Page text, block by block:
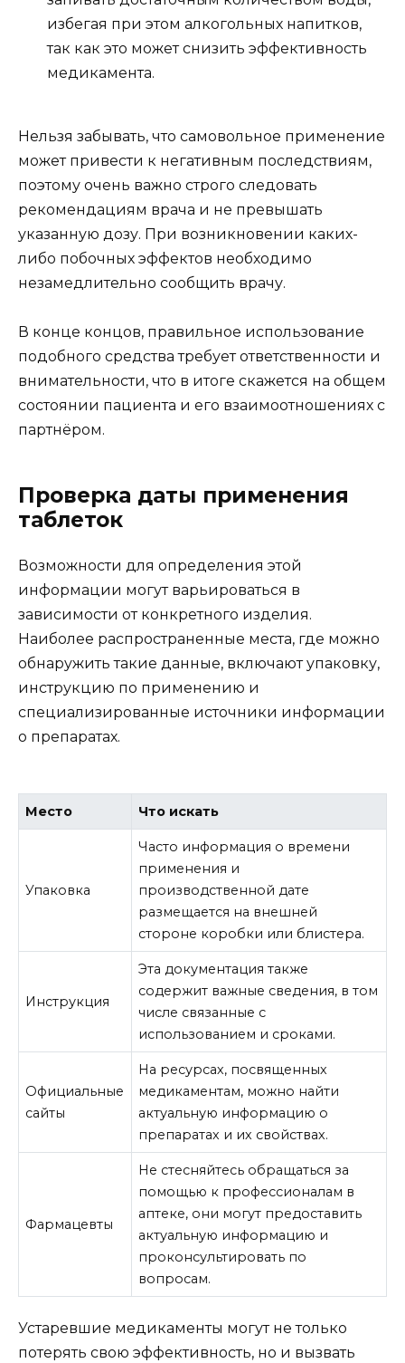
избегая при этом алкогольных напитков,
так как это может снизить эффективность
медикамента.
Нельзя забывать, что самовольное применение
может привести к негативным последствиям,
поэтому очень важно строго следовать
рекомендациям врача и не превышать
указанную дозу. При возникновении каких-
либо побочных эффектов необходимо
незамедлительно сообщить врачу.
В конце концов, правильное использование
подобного средства требует ответственности и
внимательности, что в итоге скажется на общем
состоянии пациента и его взаимоотношениях с
партнёром.
Проверка даты применения
таблеток
Возможности для определения этой
информации могут варьироваться в
зависимости от конкретного изделия.
Наиболее распространенные места, где можно
обнаружить такие данные, включают упаковку,
инструкцию по применению и
специализированные источники информации
о препаратах.
Место Что искать
Упаковка
Часто информация о времени
применения и
производственной дате
размещается на внешней
стороне коробки или блистера.
Инструкция
Эта документация также
содержит важные сведения, в том
числе связанные с
использованием и сроками.
Официальные
сайты
На ресурсах, посвященных
медикаментам, можно найти
актуальную информацию о
препаратах и их свойствах.
Фармацевты
Не стесняйтесь обращаться за
помощью к профессионалам в
аптеке, они могут предоставить
актуальную информацию и
проконсультировать по
вопросам.
Устаревшие медикаменты могут не только
потерять свою эффективность, но и вызвать